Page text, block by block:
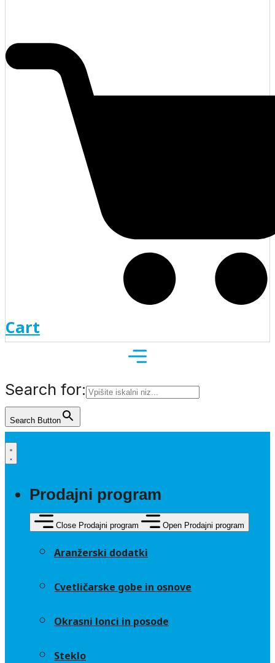
Cart
Search for:
Search Button
Prodajni program
Close Prodajni program Open Prodajni program
Aranžerski dodatki
Cvetličarske gobe in osnove
Okrasni lonci in posode
Steklo